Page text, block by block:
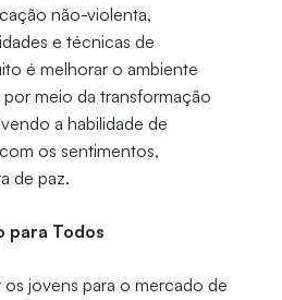
não-violenta,
e técnicas de
é melhorar o ambiente
meio da transformação
a habilidade de
os sentimentos,
de paz.
para Todos
jovens para o mercado de